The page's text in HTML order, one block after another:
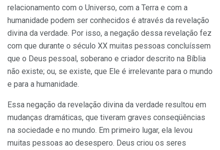
relacionamento com o Universo, com a Terra e com a
humanidade podem ser conhecidos é através da revelação
divina da verdade. Por isso, a negação dessa revelação fez
com que durante o século XX muitas pessoas concluíssem
que o Deus pessoal, soberano e criador descrito na Bíblia
não existe; ou, se existe, que Ele é irrelevante para o mundo
e para a humanidade.
Essa negação da revelação divina da verdade resultou em
mudanças dramáticas, que tiveram graves conseqüências
na sociedade e no mundo. Em primeiro lugar, ela levou
muitas pessoas ao desespero. Deus criou os seres